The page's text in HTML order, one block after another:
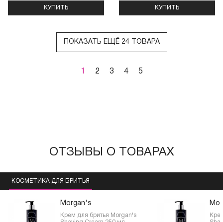
КУПИТЬ КУПИТЬ
ПОКАЗАТЬ ЕЩЁ 24 ТОВАРА
1 2 3 4 5
ОТЗЫВЫ О ТОВАРАХ
КОСМЕТИКА ДЛЯ БРИТЬЯ
Morgan's
Крем для бритья Morgan's